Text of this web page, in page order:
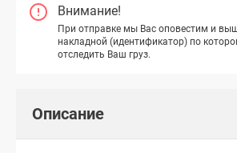
Внимание!
При отправке мы Вас оповестим и
накладной (идентификатор) по
отследить Ваш груз.
Описание